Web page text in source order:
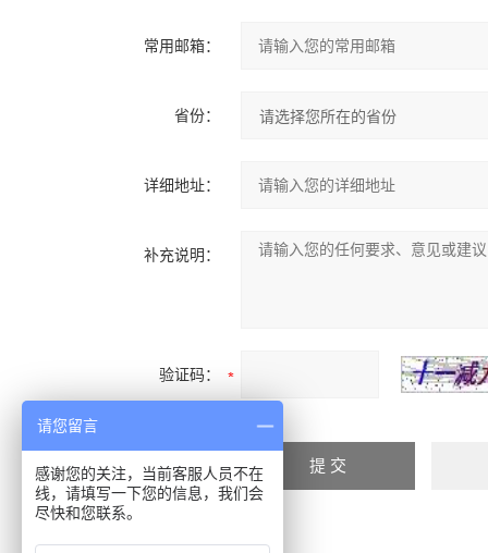
常用邮箱：
省份：
详细地址：
补充说明：
验证码：
请您留言
感谢您的关注，当前客服人员不在
线，请填写一下您的信息，我们会
尽快和您联系。